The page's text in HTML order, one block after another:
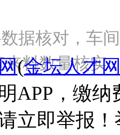
据核对，车
来料数量核
(金坛人才
APP，缴
立即举报